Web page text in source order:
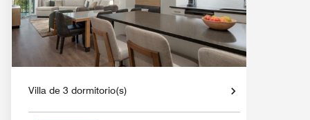
Villa de 3 dormitorio(s)